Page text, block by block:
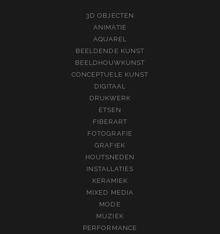
3D OBJECTEN
ANIMATIE
AQUAREL
BEELDENDE KUNST
BEELDHOUWKUNST
CONCEPTUELE KUNST
DIGITAAL
DRUKWERK
ETSEN
FIBERART
FOTOGRAFIE
GRAFIEK
HOUTSNEDEN
INSTALLATIES
KERAMIEK
MIXED MEDIA
MODE
MUZIEK
PERFORMANCE